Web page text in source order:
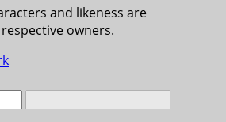
and likeness are
owners.